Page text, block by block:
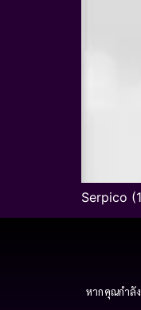
Serpico
หากคุณกำลั